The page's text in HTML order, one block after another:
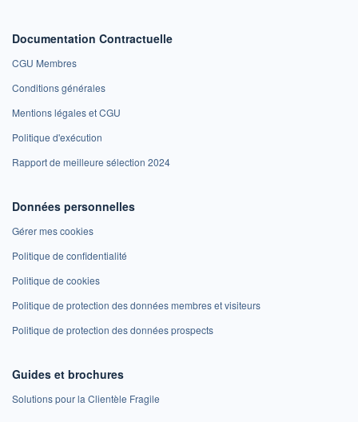
Documentation Contractuelle
CGU Membres
Conditions générales
Mentions légales et CGU
Politique d'exécution
Rapport de meilleure sélection 2024
Données personnelles
Gérer mes cookies
Politique de confidentialité
Politique de cookies
Politique de protection des données membres et visiteurs
Politique de protection des données prospects
Guides et brochures
Solutions pour la Clientèle Fragile